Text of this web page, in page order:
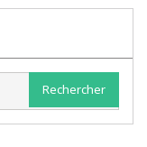
Rechercher